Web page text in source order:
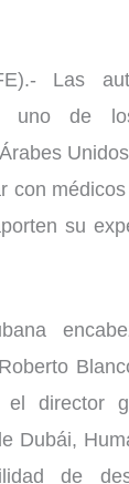
Las
uno de
con
su
director
Dubái,
de